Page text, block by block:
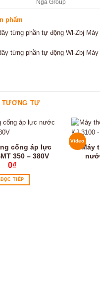
Nga Group
phẩm
TƯƠNG TỰ
cống áp lực
350 – 380V
0₫
ĐỌC TIẾP
Video
Máy